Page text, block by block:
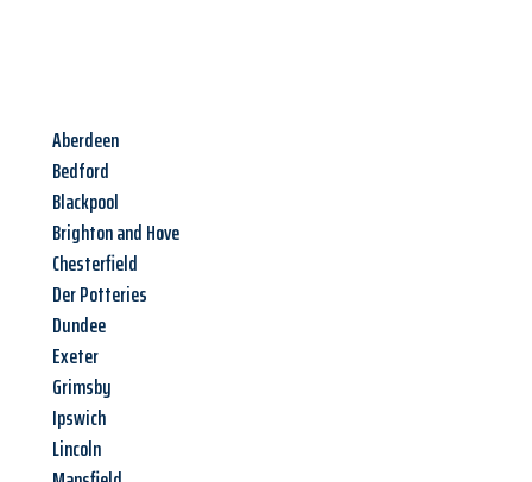
Aberdeen
Bedford
Blackpool
Brighton and Hove
Chesterfield
Der Potteries
Dundee
Exeter
Grimsby
Ipswich
Lincoln